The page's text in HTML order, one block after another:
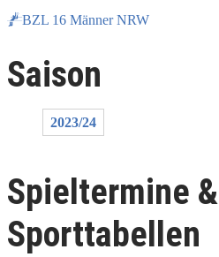
BZL 16 Männer NRW
Saison
2023/24
Spieltermine &
Sporttabellen